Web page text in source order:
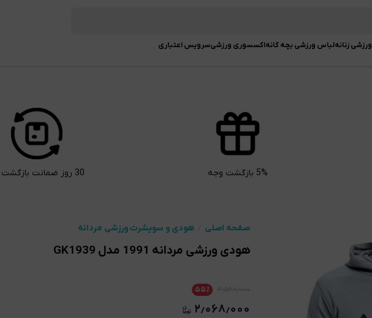
زنانهلباس ورزشی بچه گانهاکسسوری ورزشیسرویس اعتباری
5% بازگشت وجه 30 روز ضمانت بازگشت کالا
صفحه اصلی هودی و سویشرت ورزشی مردانه
هودی ورزشی مردانه 1991 مدل GK1939
۵۵٪
۲٫۰۶۸٫۰۰۰